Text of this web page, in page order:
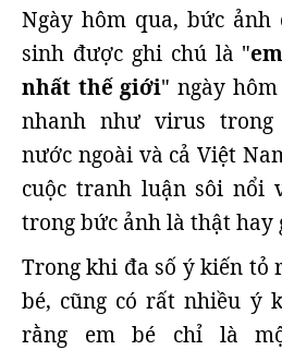
Ngày hôm qua, bức ảnh
sinh được ghi chú là "
nhất thế giới" ngày
nhanh như virus trong
nước ngoài và cả Việt
cuộc tranh luận sôi nổi
trong bức ảnh là thật hay
Trong khi đa số ý kiến tỏ
bé, cũng có rất nhiều ý
rằng em bé chỉ là